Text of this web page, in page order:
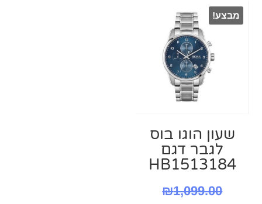
מבצע!
שעון הוגו בוס
לגבר דגם
HB1513184
₪1,099.00
המחיר